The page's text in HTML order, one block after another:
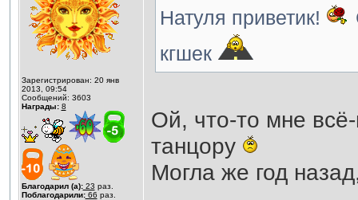
Зарегистрирован: 20 янв
2013, 09:54
Сообщений: 3603
Награды: 8
Благодарил (а):23 раз.
Поблагодарили:66 раз.
Натуля приветик!
кгшек
Ой, что-то мне
танцору
Могла же год